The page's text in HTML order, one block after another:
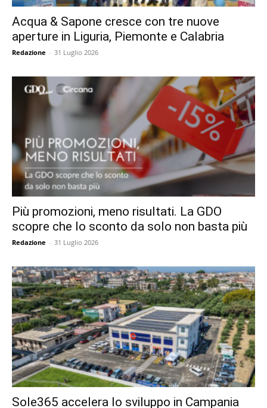
Acqua & Sapone cresce con tre nuove
aperture in Liguria, Piemonte e Calabria
Redazione - 31 Luglio 2026
Più promozioni, meno risultati. La GDO
scopre che lo sconto da solo non basta più
Redazione - 31 Luglio 2026
Sole365 accelera lo sviluppo in Campania